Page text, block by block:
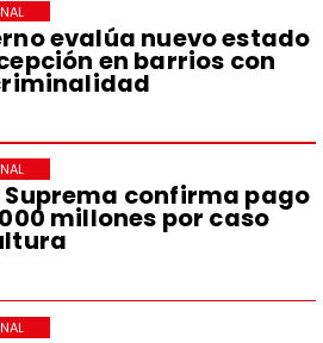
evalúa nuevo estado
en barrios con
Suprema confirma pago
millones por caso